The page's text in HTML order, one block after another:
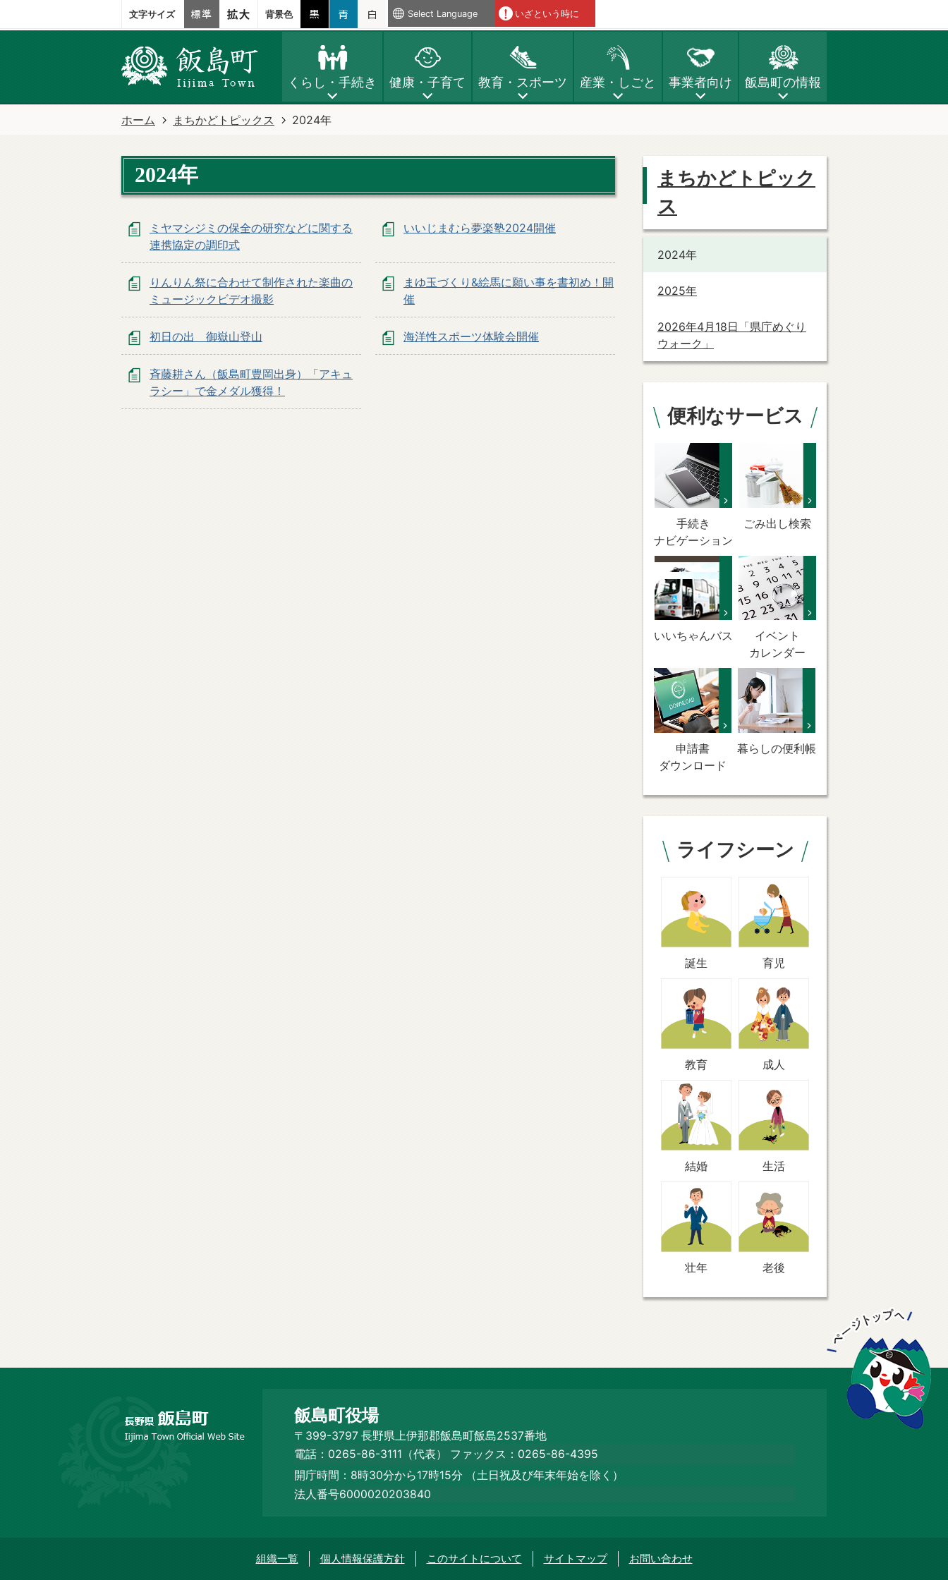
文字サイズ 背景色 Select Language いざという時に
くらし・手続き 健康・子育て 教育・スポーツ 産業・しごと 事業者向け 飯島町の情報
ホーム まちかどトピックス 2024年
2024年
ミヤマシジミの保全の研究などに関する
連携協定の調印式
いいじまむら夢楽塾2024開催
りんりん祭に合わせて制作された楽曲の
ミュージックビデオ撮影
まゆ玉づくり&絵馬に願い事を書初め！開
催
初日の出 御嶽山登山 海洋性スポーツ体験会開催
斉藤耕さん（飯島町豊岡出身）「アキュ
ラシー」で金メダル獲得！
まちかどトピック
ス
2024年
2025年
2026年4月18日「県庁めぐり
ウォーク」
便利なサービス
手続き
ナビゲーション
ごみ出し検索
いいちゃんバス
イベント
カレンダー
申請書
ダウンロード
暮らしの便利帳
ライフシーン
誕生 育児
教育 成人
結婚 生活
壮年 老後
飯島町役場
〒399-3797 長野県上伊那郡飯島町飯島2537番地
電話：0265-86-3111（代表）
ファックス：0265-86-4395
開庁時間：8時30分から17時15分
（土日祝及び年末年始を除く）
法人番号6000020203840
組織一覧 個人情報保護方針 このサイトについて サイトマップ お問い合わせ